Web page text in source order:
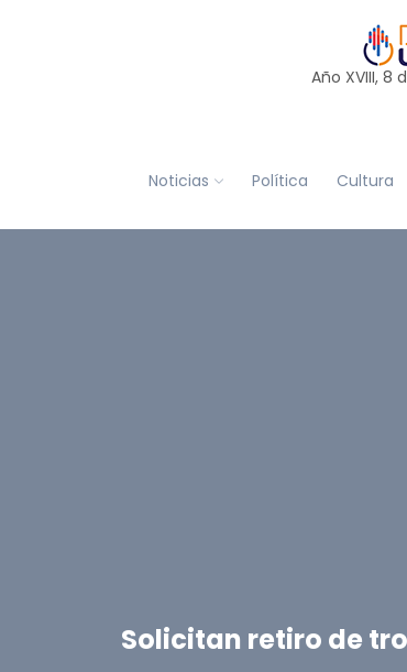
Año XVIII, 8
Noticias Política Cultura
Solicitan retiro de